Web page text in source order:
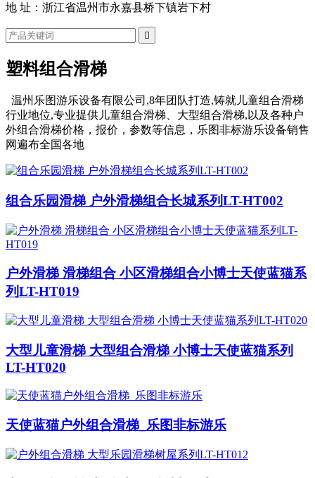
地 址：浙江省温州市永嘉县桥下镇岩下村

塑料组合滑梯
温州乐图游乐设备有限公司,8年团队打造,铸就儿童组合滑梯
行业地位,专业提供儿童组合滑梯、大型组合滑梯,以及各种户
外组合滑梯价格，报价，参数等信息，乐图非标游乐设备销售
网遍布全国各地
组合乐园滑梯 户外滑梯组合长城系列LT-HT002
户外滑梯 滑梯组合 小区滑梯组合小博士天使蓝猫系
列LT-HT019
大型儿童滑梯 大型组合滑梯 小博士天使蓝猫系列
LT-HT020
天使蓝猫户外组合滑梯_乐图非标游乐